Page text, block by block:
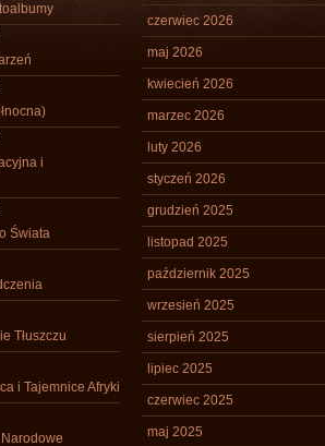
i
Świata
Tłuszczu
i Tajemnice Afryki
czerwiec 2026
maj 2026
kwiecień 2026
marzec 2026
luty 2026
styczeń 2026
grudzień 2025
listopad 2025
październik 2025
wrzesień 2025
sierpień 2025
lipiec 2025
czerwiec 2025
maj 2025